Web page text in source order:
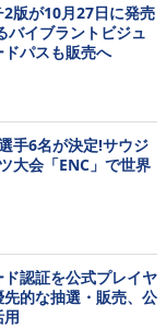
2版が10月27日に発売
バイブラントビジュ
パスも販売へ
手6名が決定!サウジ
大会「ENC」で世界
ド認証を公式プレイヤ
的な抽選・販売、公